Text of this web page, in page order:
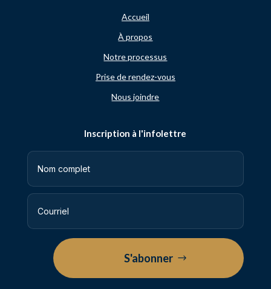
Accueil
À propos
Notre processus
Prise de rendez-vous
Nous joindre
Inscription à l'infolettre
S'abonner